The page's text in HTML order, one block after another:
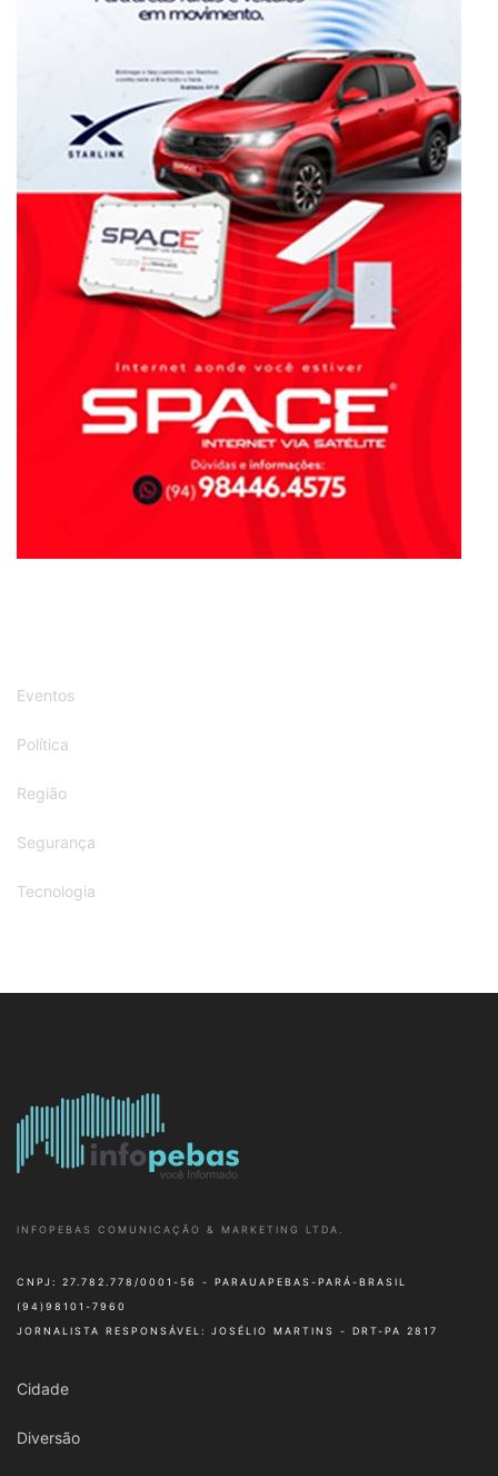
Eventos
Política
Região
Segurança
Tecnologia
INFOPEBAS COMUNICAÇÃO & MARKETING LTDA.
CNPJ: 27.782.778/0001-56 - PARAUAPEBAS-PARÁ-BRASIL
(94)98101-7960
JORNALISTA RESPONSÁVEL: JOSÉLIO MARTINS - DRT-PA 2817
Cidade
Diversão